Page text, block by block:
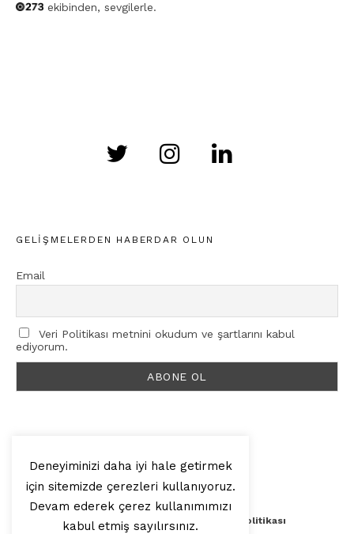
ekibinden, sevgilerle.
GELIŞMELERDEN HABERDAR OLUN
Email
Veri Politikası metnini okudum ve şartlarını kabul
ediyorum.
© 2025, Artilop
Künye Yazar Başvurusu Veri Politikası
Deneyiminizi daha iyi hale getirmek
için sitemizde çerezleri kullanıyoruz.
Devam ederek çerez kullanımımızı
kabul etmiş sayılırsınız.